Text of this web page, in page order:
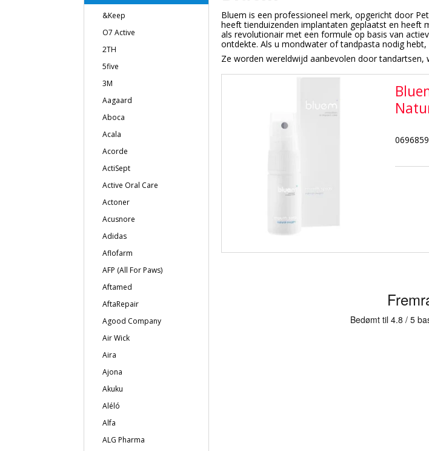
&Keep
O7 Active
2TH
5five
3M
Aagaard
Aboca
Acala
Acorde
ActiSept
Active Oral Care
Actoner
Acusnore
Adidas
Aflofarm
AFP (All For Paws)
Aftamed
AftaRepair
Agood Company
Air Wick
Aira
Ajona
Akuku
Aléló
Alfa
ALG Pharma
Bluem is een professioneel merk, opgericht door
heeft tienduizenden implantaten geplaatst en heeft
als revolutionair met een formule op basis van
ontdekte. Als u mondwater of tandpasta nodig
Ze worden wereldwijd aanbevolen door